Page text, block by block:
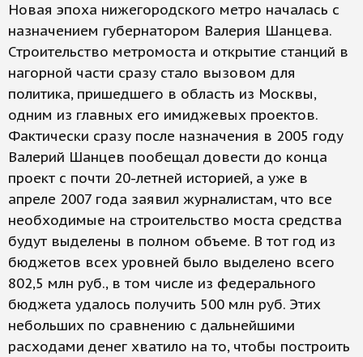
Новая эпоха нижегородского метро началась с
назначением губернатором Валерия Шанцева.
Строительство метромоста и открытие станций в
нагорной части сразу стало вызовом для
политика, пришедшего в область из Москвы,
одним из главных его имиджевых проектов.
Фактически сразу после назначения в 2005 году
Валерий Шанцев пообещал довести до конца
проект с почти 20-летней историей, а уже в
апреле 2007 года заявил журналистам, что все
необходимые на строительство моста средства
будут выделены в полном объеме. В тот год из
бюджетов всех уровней было выделено всего
802,5 млн руб., в том числе из федерального
бюджета удалось получить 500 млн руб. Этих
небольших по сравнению с дальнейшими
расходами денег хватило на то, чтобы построить